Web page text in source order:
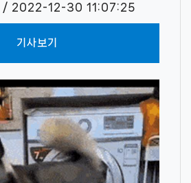
/ 2022-12-30 11:07:25
기사보기